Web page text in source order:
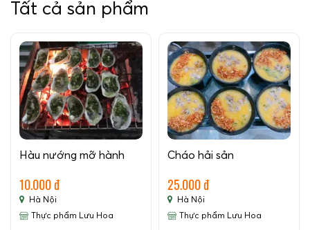
Tất cả sản phẩm
Hàu nướng mỡ hành
10.000 đ
Hà Nội
Thực phẩm Lưu Hoa
Cháo hải sản
25.000 đ
Hà Nội
Thực phẩm Lưu Hoa